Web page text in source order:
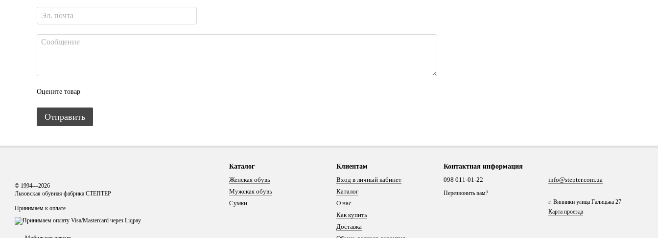
Оцените товар
Отправить
© 1994—2026
Львовская обувная фабрика СТЕПТЕР
Принимаем к оплате
Каталог
Женская обувь
Мужская обувь
Сумки
Клиентам
Вход в личный кабинет
Каталог
О нас
Как купить
Доставка
Контактная информация
098 011-01-22
Перезвонить вам?
info@stepter.com.ua
г. Винники улица Галицька 27
Карта проезда